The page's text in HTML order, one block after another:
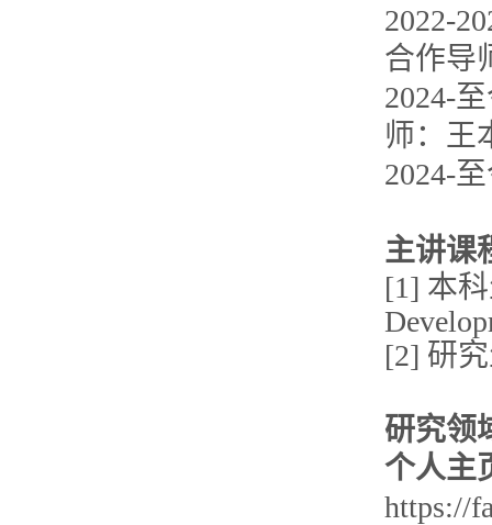
2022-
合作导
2024-
师：王
2024-
主讲课
[1] 本科
[2] 研
研究领
个人主
https://